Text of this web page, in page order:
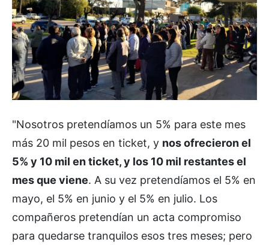
"Nosotros pretendíamos un 5% para este mes
más 20 mil pesos en ticket, y nos ofrecieron el
5% y 10 mil en ticket, y los 10 mil restantes el
mes que viene. A su vez pretendíamos el 5% en
mayo, el 5% en junio y el 5% en julio. Los
compañeros pretendían un acta compromiso
para quedarse tranquilos esos tres meses; pero